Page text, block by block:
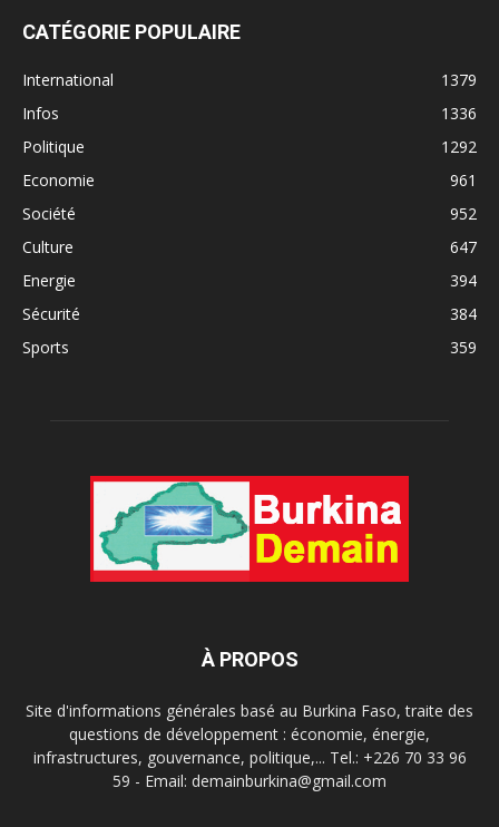
CATÉGORIE POPULAIRE
International
1379
Infos
1336
Politique
1292
Economie
961
Société
952
Culture
647
Energie
394
Sécurité
384
Sports
359
À PROPOS
Site d'informations générales basé au Burkina Faso, traite des
questions de développement : économie, énergie,
infrastructures, gouvernance, politique,... Tel.: +226 70 33 96
59 - Email: demainburkina@gmail.com